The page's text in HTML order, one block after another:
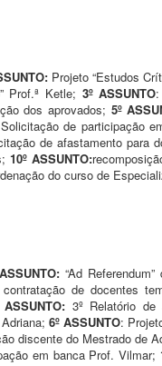
Projeto “Estudos
Prof.ª Ketle; 3º ASSUNTO
dos aprovados; 5º
de participação
de afastamento para
10º ASSUNTO:
do curso de
“Ad
de docentes
ASSUNTO: 3º Relatório de
6º ASSUNTO:
discente do Mestrado de
em banca Prof. Vilmar;